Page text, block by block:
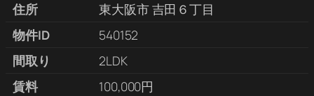
住所
東大阪市 吉田６丁目
物件ID
540152
間取り
2LDK
賃料
100,000円